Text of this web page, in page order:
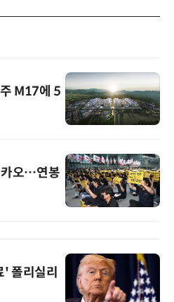
M17에 5
카오…연봉
폴리실리